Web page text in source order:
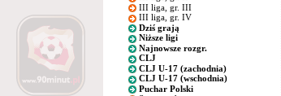
III liga, gr. III
III liga, gr. IV
Dziś grają
Niższe ligi
Najnowsze rozgr.
CLJ
CLJ U-17 (zachodnia)
CLJ U-17 (wschodnia)
Puchar Polski